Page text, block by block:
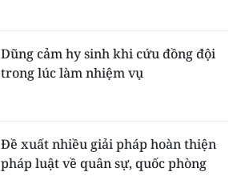
Dũng cảm hy sinh khi cứu đồng đội
trong lúc làm nhiệm vụ
Đề xuất nhiều giải pháp hoàn thiện
pháp luật về quân sự, quốc phòng